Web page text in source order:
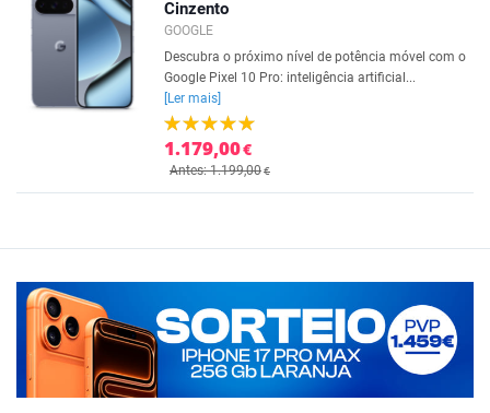
Cinzento
GOOGLE
Descubra o próximo nível de potência móvel com o
Google Pixel 10 Pro: inteligência artificial...
[Ler mais]
1.179,00€
Antes: 1.199,00€